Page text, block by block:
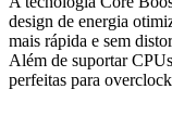
design de energia
mais rápida e sem
Além de suportar
perfeitas para